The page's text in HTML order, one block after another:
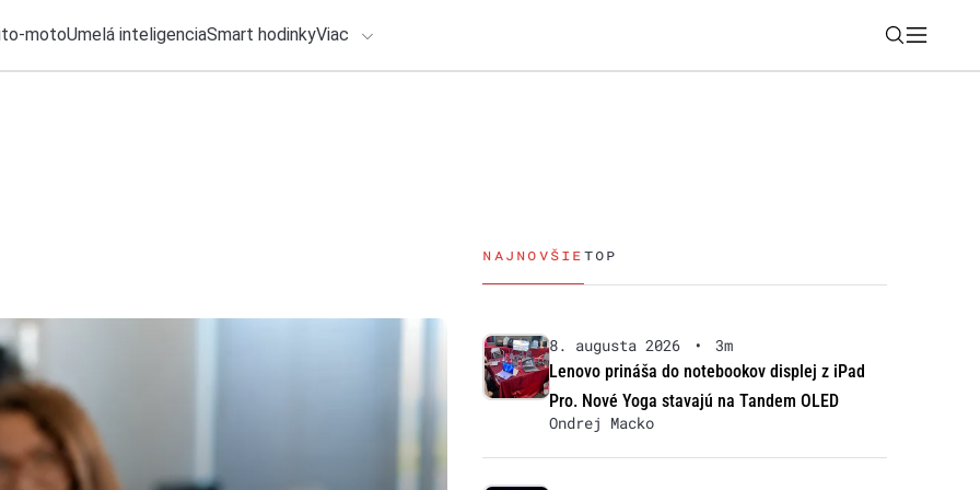
motoUmelá inteligenciaSmart hodinkyViac
NAJNOVŠIETOP
8. augusta 2026 •
3m
Lenovo prináša do notebookov displej z iPad
Pro. Nové Yoga stavajú na Tandem OLED
Ondrej Macko